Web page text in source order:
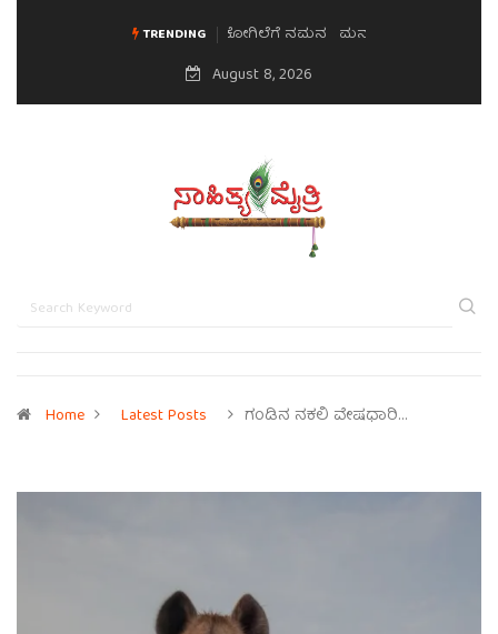
TRENDING ಮನಸಿನ ಸವಿಭಾವ
August 8, 2026
Home Latest Posts ಗಂಡಿನ ನಕಲಿ ವೇಷಧಾರಿ…